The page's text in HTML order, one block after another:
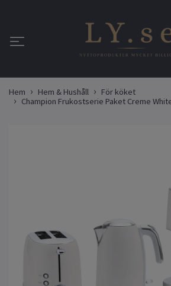
Hem Hem & Hushåll
För köket
Champion Frukostserie Paket Creme